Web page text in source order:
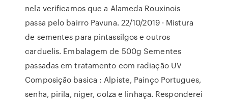
nela verificamos que a Alameda Rouxinois
passa pelo bairro Pavuna. 22/10/2019 · Mistura
de sementes para pintassilgos e outros
carduelis. Embalagem de 500g Sementes
passadas em tratamento com radiação UV
Composição basica : Alpiste, Painço Portugues,
senha, pirila, niger, colza e linhaça. Responderei